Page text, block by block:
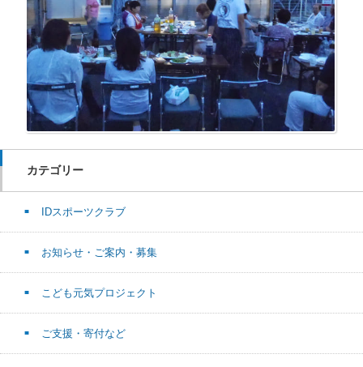
カテゴリー
IDスポーツクラブ
お知らせ・ご案内・募集
こども元気プロジェクト
ご支援・寄付など